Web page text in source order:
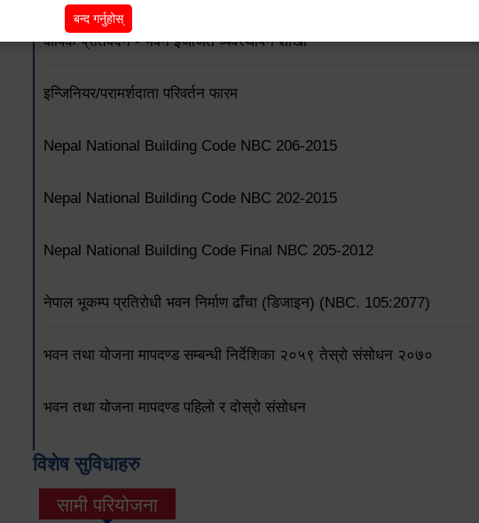
वार्षिक प्रतिवेदन - भवन इजाजत व्यवस्थापन शाखा
इन्जिनियर/परामर्शदाता परिवर्तन फारम
Nepal National Building Code NBC 206-2015
Nepal National Building Code NBC 202-2015
Nepal National Building Code Final NBC 205-2012
नेपाल भूकम्प प्रतिरोधी भवन निर्माण ढाँचा (डिजाइन) (NBC. 105:2077)
भवन तथा योजना मापदण्ड सम्बन्धी निर्देशिका २०५९ तेस्रो संसोधन २०७०
भवन तथा योजना मापदण्ड पहिलो र दोस्रो संसोधन
विशेष सुविधाहरु
सामी परियोजना
(active tab)
बन्द गर्नुहोस्